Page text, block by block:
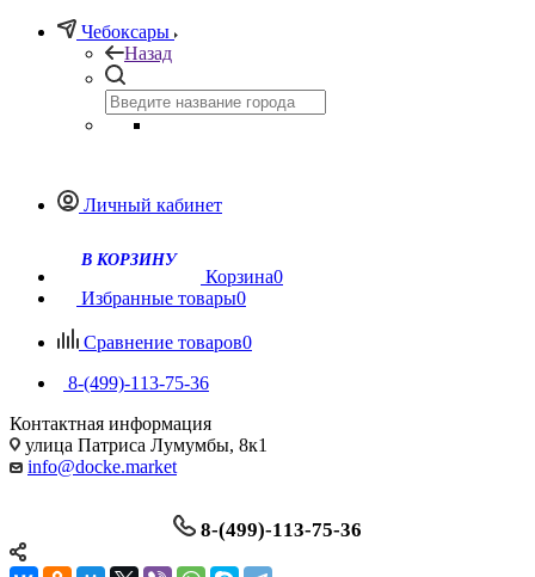
Чебоксары
Назад
Личный кабинет
Корзина0
Избранные товары0
Сравнение товаров0
8-(499)-113-75-36
Контактная информация
улица Патриса Лумумбы, 8к1
info@docke.market
8-(499)-113-75-36